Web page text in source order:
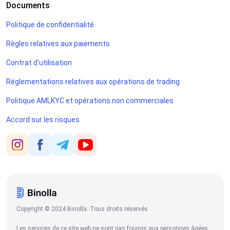
Documents
Politique de confidentialité
Règles relatives aux paiements
Contrat d’utilisation
Réglementations relatives aux opérations de trading
Politique AMLKYC et opérations non commerciales
Accord sur les risques
Copyright © 2024 Binolla. Tous droits réservés
Les services de ce site web ne sont pas fournis aux personnes âgées